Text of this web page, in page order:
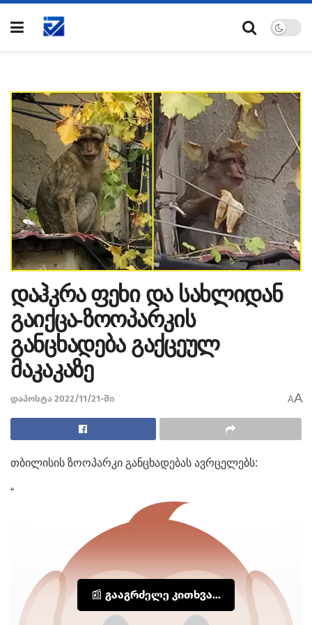
დაჰკრა ფეხი და სახლიდან
გაიქცა-ზოოპარკის
განცხადება გაქცეულ
მაკაკაზე
დაპოსტა 2022/11/21-ში AA
თბილისის ზოოპარკი განცხადებას ავრცელებს:
“
📰 გააგრძელე კითხვა...